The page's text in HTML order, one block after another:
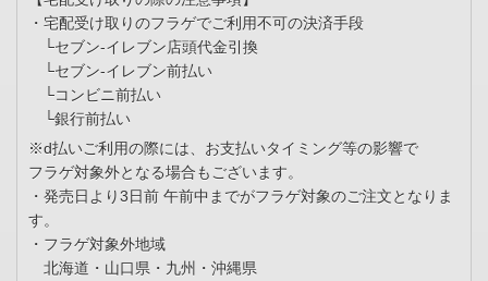
・宅配受け取りのフラゲでご利用不可の決済手段
└セブン-イレブン店頭代金引換
└セブン-イレブン前払い
└コンビニ前払い
└銀行前払い
※d払いご利用の際には、お支払いタイミング等の影響で
フラゲ対象外となる場合もございます。
・発売日より3日前 午前中までがフラゲ対象のご注文となりま
す。
・フラゲ対象外地域
北海道・山口県・九州・沖縄県